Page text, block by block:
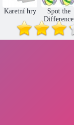
Výbušný proud
Karetní hry
Spot the
Difference